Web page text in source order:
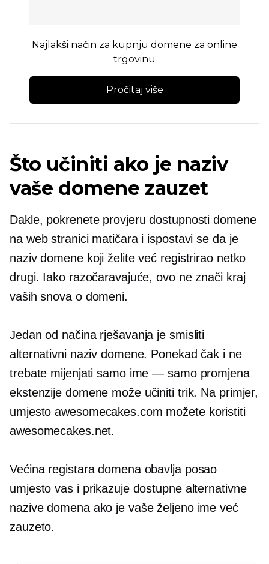
Najlakši način za kupnju domene za online
trgovinu
Pročitaj više
Što učiniti ako je naziv
vaše domene zauzet
Dakle, pokrenete provjeru dostupnosti domene
na web stranici matičara i ispostavi se da je
naziv domene koji želite već registrirao netko
drugi. Iako razočaravajuće, ovo ne znači kraj
vaših snova o domeni.
Jedan od načina rješavanja je smisliti
alternativni naziv domene. Ponekad čak i ne
trebate mijenjati samo ime — samo promjena
ekstenzije domene može učiniti trik. Na primjer,
umjesto awesomecakes.com možete koristiti
awesomecakes.net.
Većina registara domena obavlja posao
umjesto vas i prikazuje dostupne alternativne
nazive domena ako je vaše željeno ime već
zauzeto.